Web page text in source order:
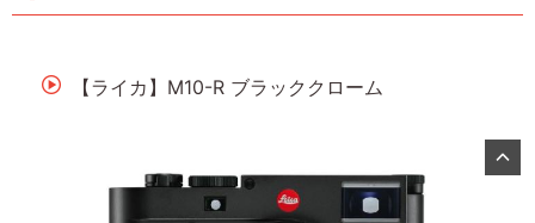
【ライカ】M10-R ブラッククローム